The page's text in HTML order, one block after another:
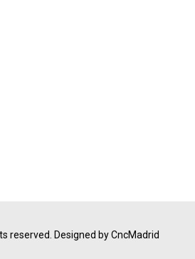
reserved. Designed by CncMadrid